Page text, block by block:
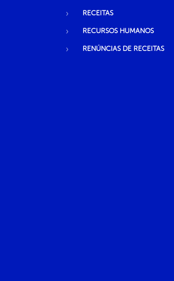
RECEITAS
RECURSOS HUMANOS
RENÚNCIAS DE RECEITAS